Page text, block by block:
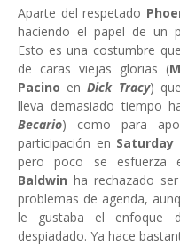
Aparte del respetado
haciendo el papel de un
Esto es una costumbre
de caras viejas glorias (
Pacino enDick Tracy)
lleva demasiado tiempo
Becario) como para
participación en
pero poco se esfuerza
Baldwin ha rechazado ser
problemas de agenda,
le gustaba el enfoque
despiadado. Ya hace